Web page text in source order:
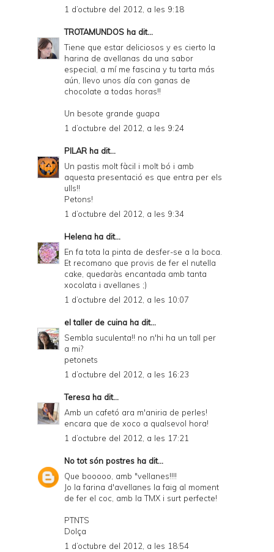
1 d’octubre del 2012, a les 9:18
TROTAMUNDOS ha dit...
Tiene que estar deliciosos y es cierto la
harina de avellanas da una sabor
especial, a mí me fascina y tu tarta más
aún, llevo unos día con ganas de
chocolate a todas horas!!
Un besote grande guapa
1 d’octubre del 2012, a les 9:24
PILAR ha dit...
Un pastis molt fàcil i molt bó i amb
aquesta presentació es que entra per els
ulls!!
Petons!
1 d’octubre del 2012, a les 9:34
Helena ha dit...
En fa tota la pinta de desfer-se a la boca.
Et recomano que provis de fer el nutella
cake, quedaràs encantada amb tanta
xocolata i avellanes ;)
1 d’octubre del 2012, a les 10:07
el taller de cuina ha dit...
Sembla suculenta!! no n'hi ha un tall per
a mi?
petonets
1 d’octubre del 2012, a les 16:23
Teresa ha dit...
Amb un cafetó ara m'aniria de perles!
encara que de xoco a qualsevol hora!
1 d’octubre del 2012, a les 17:21
No tot són postres ha dit...
Que booooo, amb "vellanes!!!!
Jo la farina d'avellanes la faig al moment
de fer el coc, amb la TMX i surt perfecte!
PTNTS
Dolça
1 d’octubre del 2012, a les 18:54